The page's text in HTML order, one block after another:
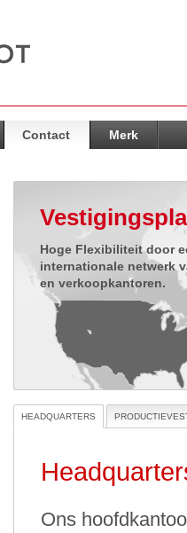
Contact Merk
Hoge Flexibiliteit door
internationale netwerk
en verkoopkantoren.
HEADQUARTERS
Ons